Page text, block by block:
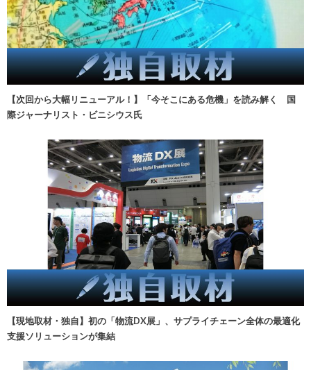
【次回から大幅リニューアル！】「今そこにある危機」を読み解く 国
際ジャーナリスト・ビニシウス氏
【現地取材・独自】初の「物流DX展」、サプライチェーン全体の最適化
支援ソリューションが集結